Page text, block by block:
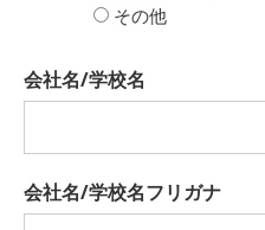
その他
会社名/学校名
会社名/学校名フリガナ